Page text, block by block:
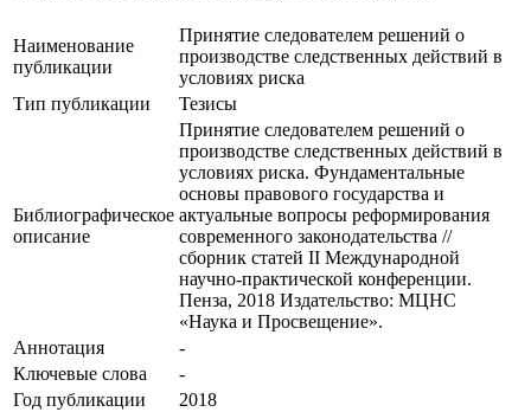
Наименование
публикации
Принятие следователем решений о
производстве следственных действий в
условиях риска
Тип публикации
Тезисы
Библиографическое
описание
Принятие следователем решений о
производстве следственных действий в
условиях риска. Фундаментальные
основы правового государства и
актуальные вопросы реформирования
современного законодательства //
сборник статей II Международной
научно-практической конференции.
Пенза, 2018 Издательство: МЦНС
«Наука и Просвещение».
Аннотация
-
Ключевые cлова
-
Год публикации
2018